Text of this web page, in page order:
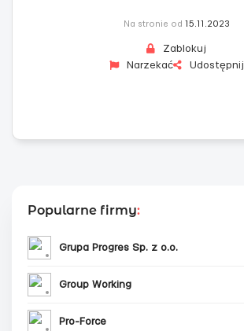
Na stronie od 15.11.2023
Zablokuj
Narzekać
Udostępnij
Popularne firmy:
Grupa Progres Sp. z o.o.
Group Working
Pro-Force